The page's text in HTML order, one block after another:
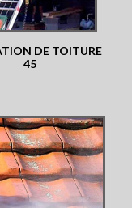
DE TOITURE
45